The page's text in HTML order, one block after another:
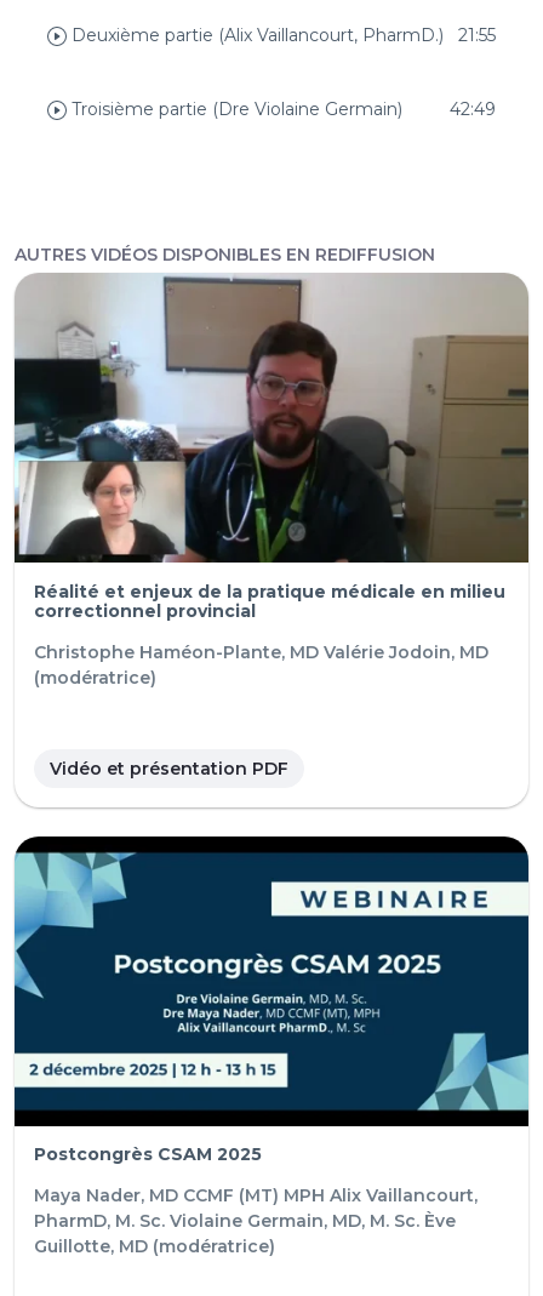
Deuxième partie (Alix Vaillancourt, PharmD.) 21:55
Troisième partie (Dre Violaine Germain) 42:49
AUTRES VIDÉOS DISPONIBLES EN REDIFFUSION
Réalité et enjeux de la pratique médicale en milieu
correctionnel provincial
Christophe Haméon-Plante, MD Valérie Jodoin, MD
(modératrice)
Vidéo et présentation PDF
Postcongrès CSAM 2025
Maya Nader, MD CCMF (MT) MPH Alix Vaillancourt,
PharmD, M. Sc. Violaine Germain, MD, M. Sc. Ève
Guillotte, MD (modératrice)